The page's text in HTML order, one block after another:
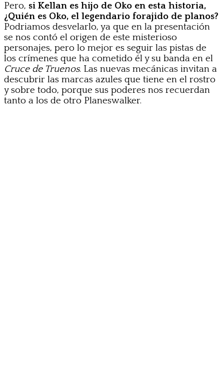
Pero, si Kellan es hijo de Oko en esta historia,
¿Quién es Oko, el legendario forajido de planos?
Podriamos desvelarlo, ya que en la presentación
se nos contó el origen de este misterioso
personajes, pero lo mejor es seguir las pistas de
los crímenes que ha cometido él y su banda en el
Cruce de Truenos. Las nuevas mecánicas invitan a
descubrir las marcas azules que tiene en el rostro
y sobre todo, porque sus poderes nos recuerdan
tanto a los de otro Planeswalker.